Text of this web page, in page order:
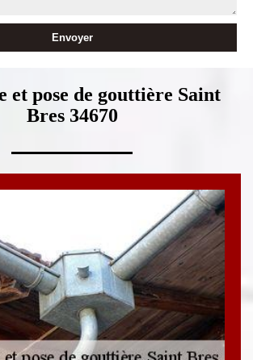
et pose de gouttière Saint
Bres 34670